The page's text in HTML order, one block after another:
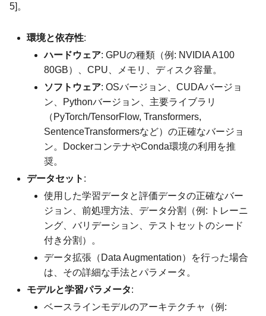
5]。
環境と依存性:
ハードウェア: GPUの種類（例: NVIDIA A100
80GB）、CPU、メモリ、ディスク容量。
ソフトウェア: OSバージョン、CUDAバージョ
ン、Pythonバージョン、主要ライブラリ
（PyTorch/TensorFlow, Transformers,
SentenceTransformersなど）の正確なバージョ
ン。DockerコンテナやConda環境の利用を推
奨。
データセット :
使用した学習データと評価データの正確なバー
ジョン、前処理方法、データ分割（例: トレーニ
ング、バリデーション、テストセットのシード
付き分割）。
データ拡張（Data Augmentation）を行った場合
は、その詳細な手法とパラメータ。
モデルと学習パラメータ:
ベースラインモデルのアーキテクチャ（例: